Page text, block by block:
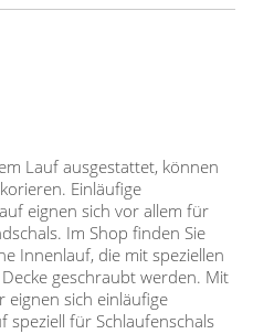
Lauf ausgestattet, können
Einläufige
eignen sich vor allem für
Im Shop finden Sie
Innenlauf, die mit speziellen
geschraubt werden. Mit
sich einläufige
speziell für Schlaufenschals